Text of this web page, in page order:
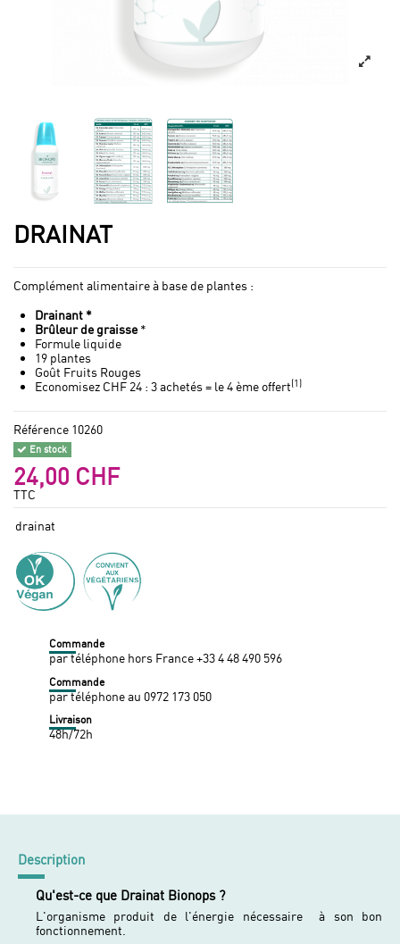
DRAINAT
Complément alimentaire à base de plantes :
Drainant *
Brûleur de graisse*
Formule liquide
19 plantes
Goût Fruits Rouges
Economisez CHF 24 : 3 achetés = le 4 ème offert(1)
Référence 10260
En stock
24,00 CHF
TTC
drainat
Commande
par téléphone hors France +33 4 48 490 596
Commande
par téléphone au 0972 173 050
Livraison
48h/72h
Description
Qu'est-ce que Drainat Bionops ?
L'organisme produit de l'énergie nécessaire à son bon
fonctionnement.